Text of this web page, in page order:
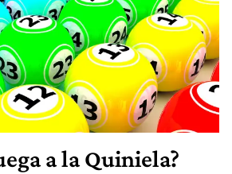
a la Quiniela?